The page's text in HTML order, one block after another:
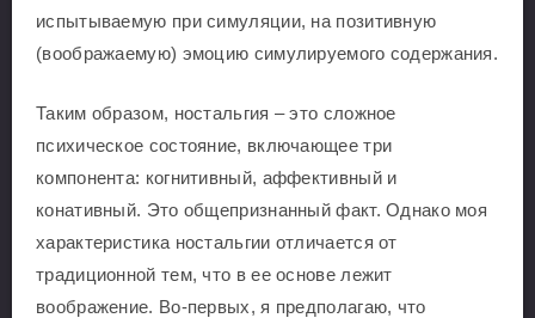
испытываемую при симуляции, на позитивную
(воображаемую) эмоцию симулируемого содержания.
Таким образом, ностальгия – это сложное
психическое состояние, включающее три
компонента: когнитивный, аффективный и
конативный. Это общепризнанный факт. Однако моя
характеристика ностальгии отличается от
традиционной тем, что в ее основе лежит
воображение. Во-первых, я предполагаю, что